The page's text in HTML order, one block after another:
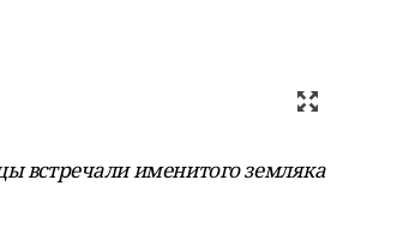
встречали именитого земляка